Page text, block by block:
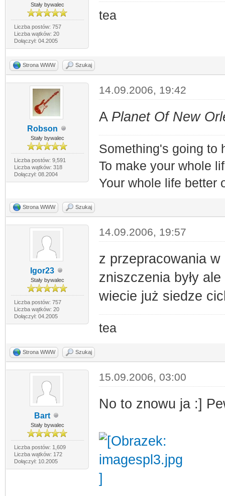
Stały bywalec
Liczba postów: 757
Liczba wątków: 20
Dołączył: 04.2005
tea
Strona WWW Szukaj
Robson
Stały bywalec
Liczba postów: 9,591
Liczba wątków: 318
Dołączył: 08.2004
14.09.2006, 19:42
A Planet Of New
Something's going to
To make your whole
Your whole life better
Strona WWW Szukaj
Igor23
Stały bywalec
Liczba postów: 757
Liczba wątków: 20
Dołączył: 04.2005
14.09.2006, 19:57
z przepracowania w
zniszczenia były
wiecie już siedze
tea
Strona WWW Szukaj
Bart
Stały bywalec
Liczba postów: 1,609
Liczba wątków: 172
Dołączył: 10.2005
15.09.2006, 03:00
No to znowu ja :]